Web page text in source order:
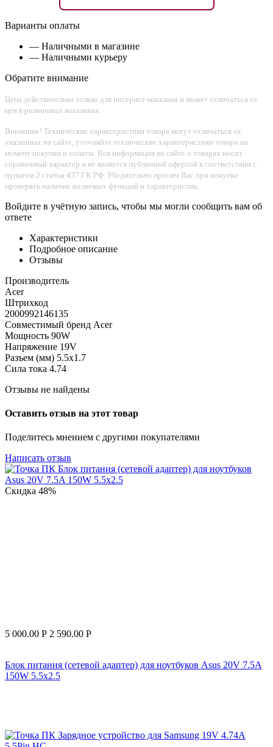
Варианты оплаты
— Наличными в магазине
— Наличными курьеру
Обратите внимание
Цена действительна только для интернет-магазина и может отличаться от
цен в розничных магазинах.
Внимание! Технические характеристики товара могут отличаться от
указанных на сайте, уточняйте технические характеристики товара на
момент покупки и оплаты. Вся информация на сайте о товарах носит
справочный характер и не является публичной офертой в соответствии с
пунктом 2 статьи 437 ГК РФ. Убедительно просим Вас при покупке
проверять наличие желаемых функций и характеристик.
Войдите в учётную запись, чтобы мы могли сообщить вам об
ответе
Характеристики
Подробное описание
Отзывы
Производитель
Acer
Штрихкод
2000992146135
Совместимый бренд Acer
Мощность 90W
Напряжение 19V
Разъем (мм) 5.5x1.7
Сила тока 4.74
Отзывы не найдены
Оставить отзыв на этот товар
Поделитесь мнением с другими покупателями
Написать отзыв
Скидка 48%
5 000.00 Р 2 590.00 Р
Блок питания (сетевой адаптер) для ноутбуков Asus 20V 7.5A
150W 5.5x2.5